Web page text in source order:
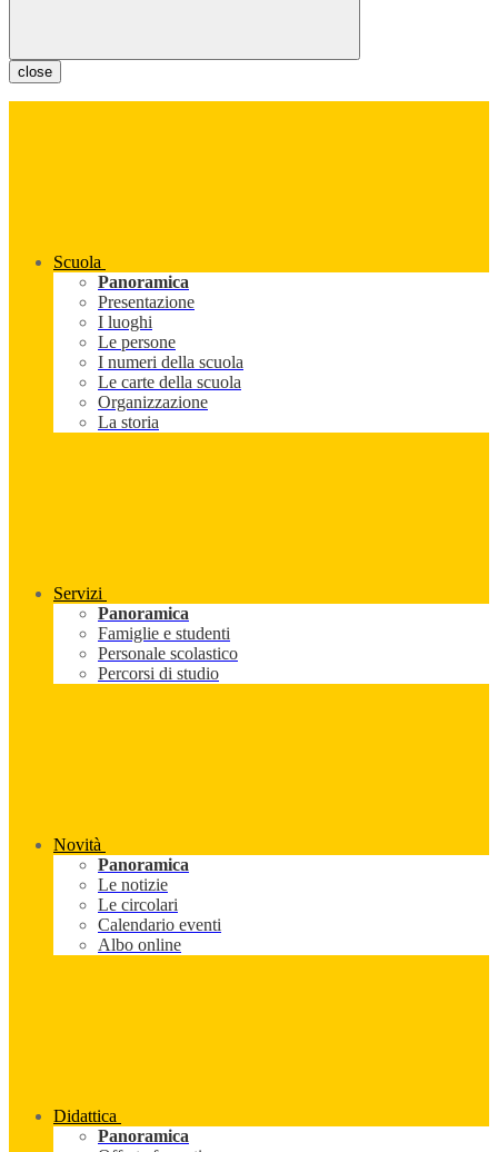
close
Scuola
Panoramica
Presentazione
I luoghi
Le persone
I numeri della scuola
Le carte della scuola
Organizzazione
La storia
Servizi
Panoramica
Famiglie e studenti
Personale scolastico
Percorsi di studio
Novità
Panoramica
Le notizie
Le circolari
Calendario eventi
Albo online
Didattica
Panoramica